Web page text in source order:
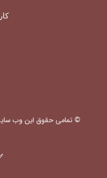
© تمامی حقوق این وب